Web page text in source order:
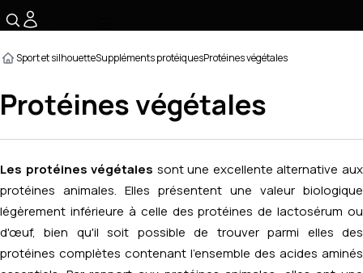
Sport et silhouetteSuppléments protéiquesProtéines végétales
Protéines végétales
Les protéines végétales sont une excellente alternative aux
protéines animales. Elles présentent une valeur biologique
légèrement inférieure à celle des protéines de lactosérum ou
d'œuf, bien qu'il soit possible de trouver parmi elles des
protéines complètes contenant l'ensemble des acides aminés